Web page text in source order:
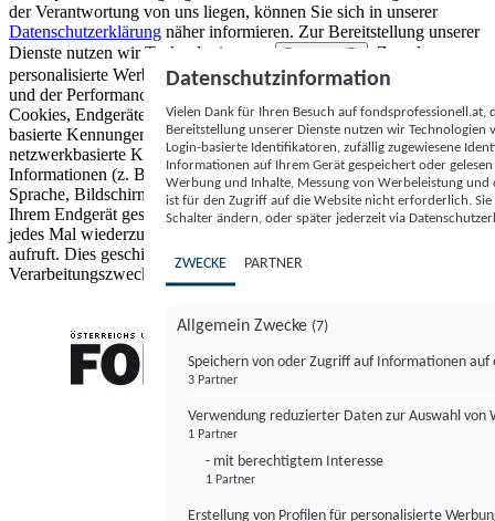
der Verantwortung von uns liegen, können Sie sich in unserer
Datenschutzerklärung näher informieren. Zur Bereitstellung unserer
Dienste nutzen wir Technologien von
Partnern (5)
. Zwecke:
personalisierte Werbung und Inhalte, Messung von Werbeleistung
und der Performance von Inhalten sowie Zielgruppenforschung.
Cookies, Endgeräte- oder ähnliche Online-Kennungen (z. B. login-
basierte Kennungen, zufällig generierte Kennungen,
netzwerkbasierte Kennungen) können zusammen mit anderen
Informationen (z. B. Browsertyp und Browserinformationen,
Sprache, Bildschirmgröße, unterstützte Technologien usw.) auf
Ihrem Endgerät gespeichert oder von dort ausgelesen werden, um es
jedes Mal wiederzuerkennen, wenn es eine App oder einer Webseite
aufruft. Dies geschieht für einen oder mehrere der hier aufgeführten
Verarbeitungszwecke.
Datenschutzinformation
Vielen Dank für Ihren Besuch auf
Bereitstellung unserer Dienste nutzen wir Technologien
Login-basierte Identifikatoren, zufällig zugewiesene
Informationen auf Ihrem Gerät gespeichert oder
Werbung und Inhalte, Messung von Werbeleistung
ist für den Zugriff auf die Website nicht erforderlich.
Schalter ändern, oder später jederzeit via
ZWECKE PARTNER
Allgemein Zwecke (7)
Speichern von oder Zugriff auf Informationen auf
3 Partner
Verwendung reduzierter Daten zur Auswahl von
1 Partner
- mit berechtigtem Interesse
1 Partner
Erstellung von Profilen für personalisierte
FONDS professionell